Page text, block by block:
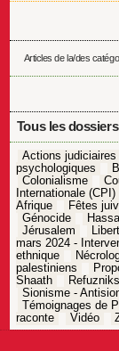
Articles de la/des
Tous les dossiers
Actions judiciaires
psychologiques
Colonialisme
Internationale (CPI)
Afrique
Fêtes
Génocide
Jérusalem
mars 2024 -
ethnique
palestiniens
Shaath
Refuzniks
Sionisme -
Témoignages de
raconte
Vidéo
Navigation